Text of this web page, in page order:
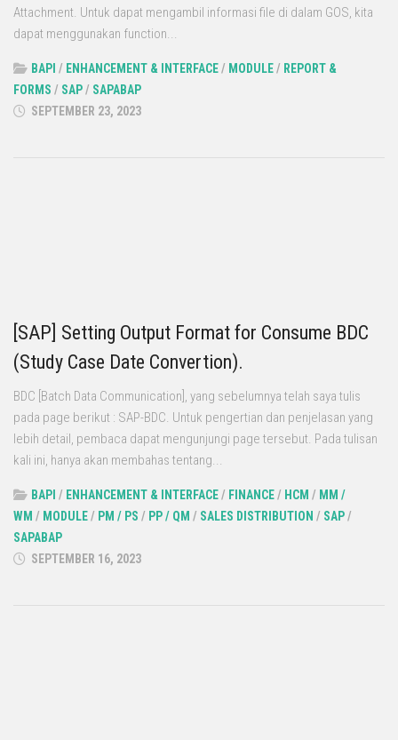
Attachment. Untuk dapat mengambil informasi file di dalam GOS, kita
dapat menggunakan function...
BAPI / ENHANCEMENT & INTERFACE/ MODULE/ REPORT &
FORMS / SAP/ SAPABAP
SEPTEMBER 23, 2023
[SAP] Setting Output Format for Consume BDC
(Study Case Date Convertion).
BDC [Batch Data Communication], yang sebelumnya telah saya tulis
pada page berikut : SAP-BDC. Untuk pengertian dan penjelasan yang
lebih detail, pembaca dapat mengunjungi page tersebut. Pada tulisan
kali ini, hanya akan membahas tentang...
BAPI / ENHANCEMENT & INTERFACE/ FINANCE/ HCM / MM /
WM / MODULE/ PM / PS / PP / QM / SALES DISTRIBUTION / SAP/
SAPABAP
SEPTEMBER 16, 2023